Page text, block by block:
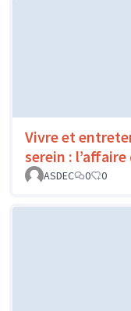
Vivre et
serein :
ASDEC
0 0